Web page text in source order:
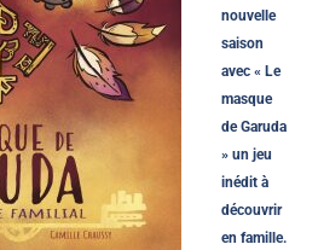
nouvelle
saison
avec « Le
masque
de Garuda
» un jeu
inédit à
découvrir
en famille.